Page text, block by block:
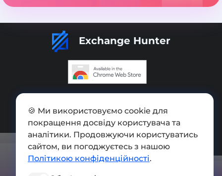
Exchange Hunter
Мапа сайту
Press kit
Умови використання
🍪 Ми використовуємо cookie для
покращення досвіду користувача та
аналітики. Продовжуючи користуватись
сайтом, ви погоджуєтесь з нашою
Політикою конфіденційності.